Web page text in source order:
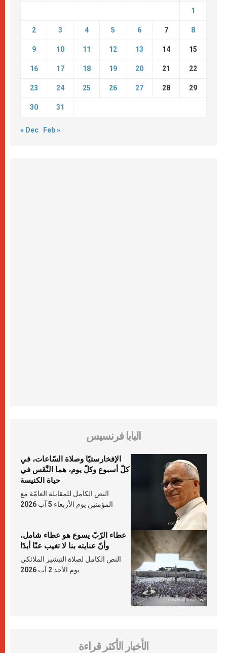
1
2 3 4 5 6 7 8
9 10 11 12 13 14 15
16 17 18 19 20 21 22
23 24 25 26 27 28 29
30 31
« Dec Feb »
البابا فرنسيس
الإفخارستيّا وصلاة السّاعات، في
كلّ أسبوع وكلّ يوم، هما النَّفَس في
حياة الكنيسة
النص الكامل للمقابلة العامّة مع
المؤمنين يوم الأربعاء 5 آب 2026
عطاء الرّبّ يسوع هو عطاء شامل،
وأنّ عنايته بنا لا تغيب عنّا أبدًا
النص الكامل لصلاة التبشير الملائكي
يوم الأحد 2 آب 2026
الأخبار الأكثر قراءة